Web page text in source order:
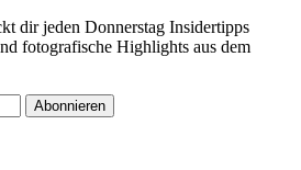
dir jeden Donnerstag Insidertipps
fotografische Highlights aus dem
Abonnieren